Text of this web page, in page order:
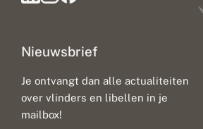
Nieuwsbrief
Je ontvangt dan alle actualiteiten
over vlinders en libellen in je
mailbox!